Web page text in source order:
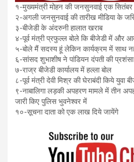
१-मुख्यमंत्री मोहन की जनसुनवाई एक सितंबर
२-अगली जनसुनवाई की तारीख मीडिया के
३-बीजेडी के अंदरुनी हालात खराब
४-पूर्व मंत्री प्रफुल्ल बोले कि बीजेडी में और
५-बोले मैं सदस्य हूं लेकिन कार्यक्रम में साथ
६-सांसद शुभाशीष ने पांडियन दंपती की
७-राज्र बीजेडी कार्यालय में हल्ला बोल
८-पूर्व मंत्री देवी मिश्र की घेराबंदी किये युवा
९-नाबालिगा लड़की अपहरण मामले में तीन
जारी किए पुलिस भुवनेश्वर में
१०-सूचना दाता को एक लाख दिये जायेंगे